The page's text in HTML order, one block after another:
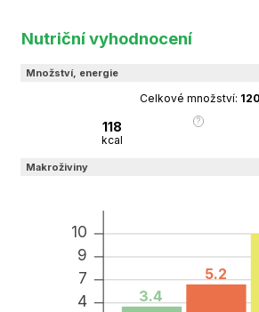
Nutriční vyhodnocení
Množství, energie
Celkové množství: 120
118
kcal
Makroživiny
4
7
9
10
3.4
5.2